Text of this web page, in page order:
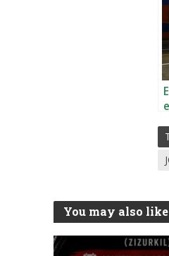
You may also like